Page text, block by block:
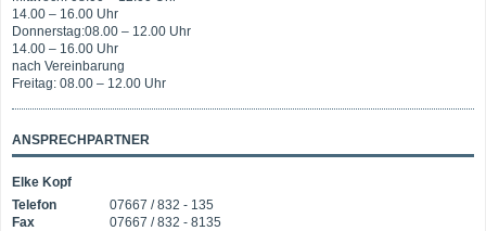
14.00 – 16.00 Uhr
Donnerstag:08.00 – 12.00 Uhr
14.00 – 16.00 Uhr
nach Vereinbarung
Freitag: 08.00 – 12.00 Uhr
ANSPRECHPARTNER
Elke Kopf
Telefon
07667 / 832 - 135
Fax
07667 / 832 - 8135